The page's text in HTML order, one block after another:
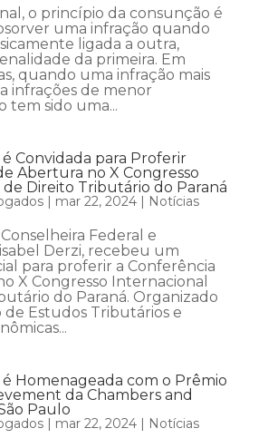
o princípio da consunção é
uma infração quando
ligada a outra,
da primeira. Em
quando uma infração mais
infrações de menor
tem sido uma...
é Convidada para Proferir
Abertura no X Congresso
de Direito Tributário do Paraná
| mar 22, 2024| Notícias
Conselheira Federal e
Derzi, recebeu um
para proferir a Conferência
X Congresso Internacional
do Paraná. Organizado
Estudos Tributários e
é Homenageada com o Prêmio
da Chambers and
Paulo
| mar 22, 2024| Notícias